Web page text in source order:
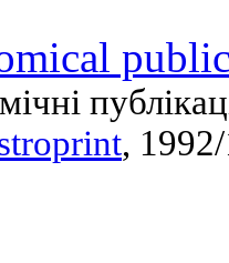
,